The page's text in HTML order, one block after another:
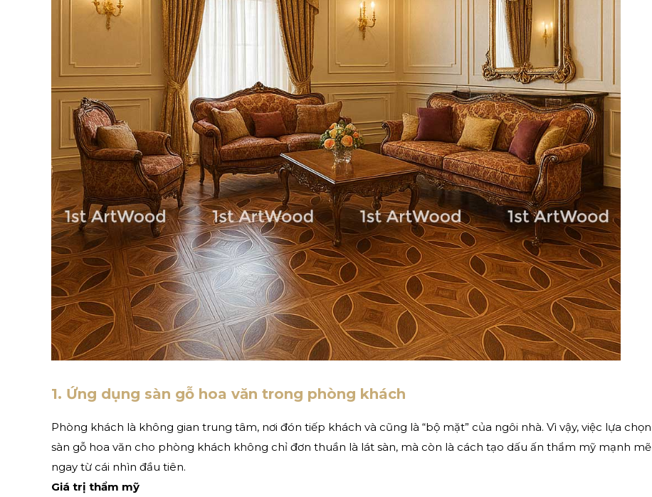
1. Ứng dụng sàn gỗ hoa văn trong phòng khách
Phòng khách là không gian trung tâm, nơi đón tiếp khách và cũng là “bộ mặt” của ngôi nhà. Vì vậy, việc lựa chọn
sàn gỗ hoa văn cho phòng khách không chỉ đơn thuần là lát sàn, mà còn là cách tạo dấu ấn thẩm mỹ mạnh mẽ
ngay từ cái nhìn đầu tiên.
Giá trị thẩm mỹ